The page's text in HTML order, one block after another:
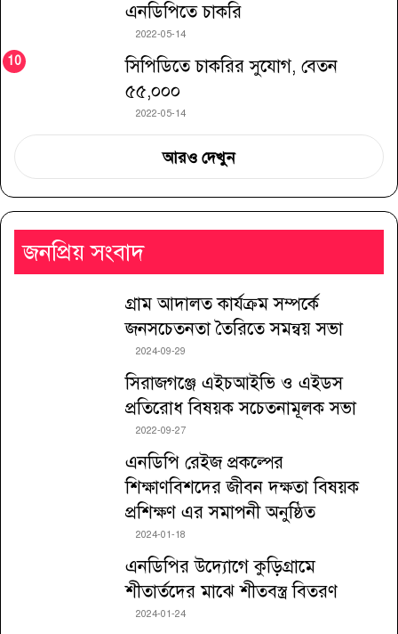
এনডিপিতে চাকরি
2022-05-14
সিপিডিতে চাকরির সুযোগ, বেতন
৫৫,০০০
2022-05-14
আরও দেখুন
জনপ্রিয় সংবাদ
গ্রাম আদালত কার্যক্রম সম্পর্কে
জনসচেতনতা তৈরিতে সমন্বয় সভা
2024-09-29
সিরাজগঞ্জে এইচআইভি ও এইডস
প্রতিরোধ বিষয়ক সচেতনামূলক সভা
2022-09-27
এনডিপি রেইজ প্রকল্পের
শিক্ষাণবিশদের জীবন দক্ষতা বিষয়ক
প্রশিক্ষণ এর সমাপনী অনুষ্ঠিত
2024-01-18
এনডিপির উদ্যোগে কুড়িগ্রামে
শীতার্তদের মাঝে শীতবস্ত্র বিতরণ
2024-01-24